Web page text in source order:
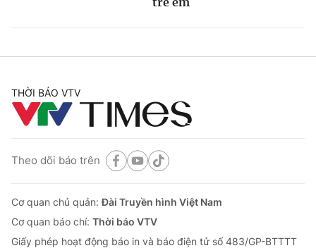
THỜI BÁO VTV
Theo dõi báo trên
Cơ quan chủ quản:Đài Truyền hình Việt Nam
Cơ quan báo chí: Thời báo VTV
Giấy phép hoạt động báo in và báo điện tử số 483/GP-BTTTT